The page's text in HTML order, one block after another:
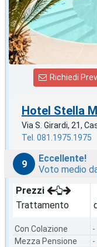
Richiedi
Hotel Stella
Via S. Girardi, 21,
Tel. 081.1975.1975
9
Eccellente!
Voto medio
Prezzi
Trattamento
Con Colazione
Mezza Pensione
-
-